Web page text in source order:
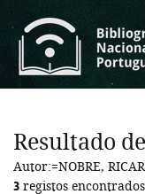
Resultado
Autor:=NOBRE,
3 registos encontrados